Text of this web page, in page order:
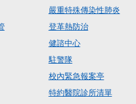
嚴重特殊傳染性肺炎
登革熱防治
健諮中心
駐警隊
校內緊急報案亭
特約醫院診所清單